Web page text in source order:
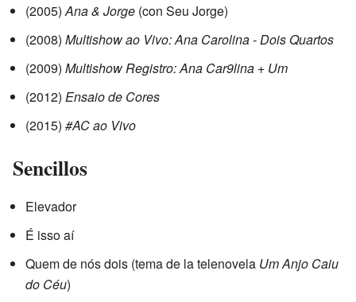
(2005)Ana & Jorge (con Seu Jorge)
(2008) Multishow ao Vivo: Ana Carolina - Dois Quartos
(2009) Multishow Registro: Ana Car9lina + Um
(2012) Ensaio de Cores
(2015) #AC ao Vivo
Sencillos
Elevador
É isso aí
Quem de nós dois (tema de la telenovela Um Anjo Caiu
do Céu)